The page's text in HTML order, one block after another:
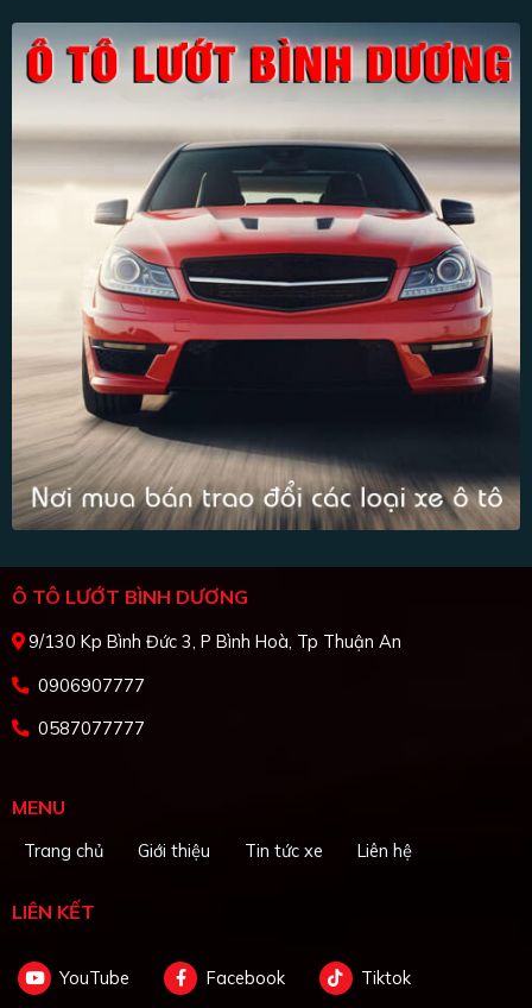
Ô TÔ LƯỚT BÌNH DƯƠNG
9/130 Kp Bình Đức 3, P Bình Hoà, Tp Thuận An
0906907777
0587077777
MENU
Trang chủ Giới thiệu Tin tức xe Liên hệ
LIÊN KẾT
YouTube Facebook Tiktok